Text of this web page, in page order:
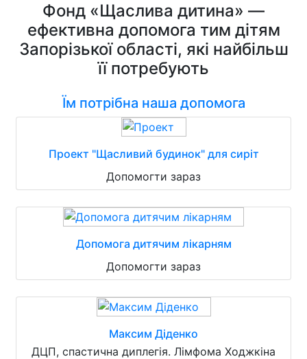
Фонд «Щаслива дитина» —
ефективна допомога тим дітям
Запорізької області, які найбільш
її потребують
Їм потрібна наша допомога
Проект "Щасливий будинок" для сиріт
Допомогти зараз
Допомога дитячим лікарням
Допомогти зараз
Максим Діденко
ДЦП, спастична диплегія. Лімфома Ходжкіна